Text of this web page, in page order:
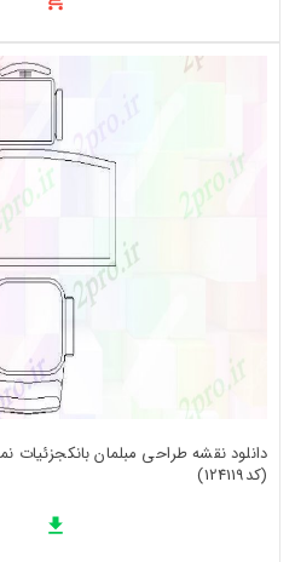
دانلود نقشه طراحی مبلمان بانکجزئیات
(کد124119)